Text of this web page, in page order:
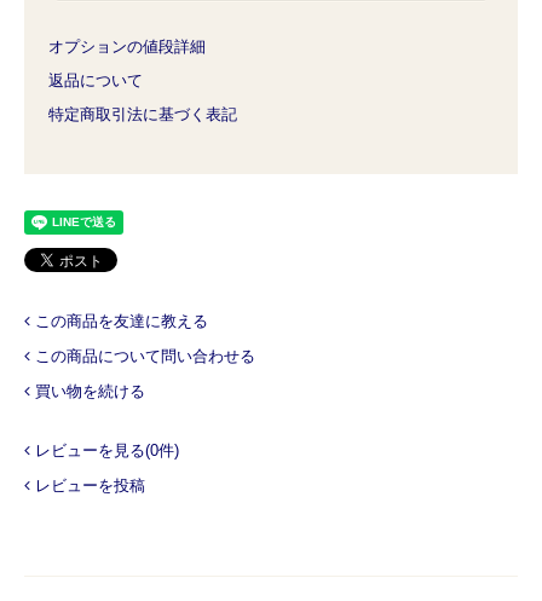
オプションの値段詳細
返品について
特定商取引法に基づく表記
この商品を友達に教える
この商品について問い合わせる
買い物を続ける
レビューを見る(0件)
レビューを投稿